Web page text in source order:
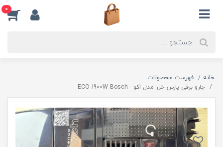
0
خانه
فهرست محصولات
جارو برقی پارس خزر مدل اکو - ECO 1900W Bosch